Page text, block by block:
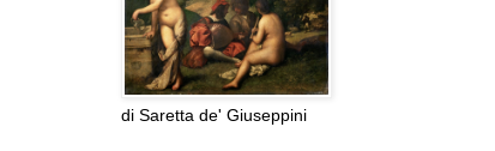
di Saretta de' Giuseppini